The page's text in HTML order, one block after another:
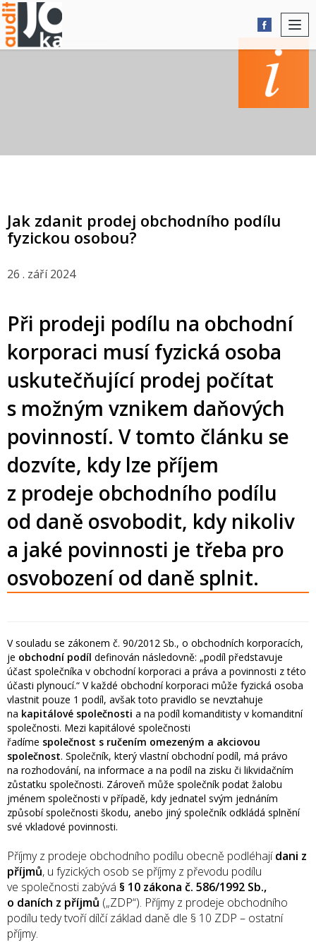
Jak zdanit prodej obchodního podílu
fyzickou osobou?
26 . září 2024
Při prodeji podílu na obchodní
korporaci musí fyzická osoba
uskutečňující prodej počítat
s možným vznikem daňových
povinností. V tomto článku se
dozvíte, kdy lze příjem
z prodeje obchodního podílu
od daně osvobodit, kdy nikoliv
a jaké povinnosti je třeba pro
osvobození od daně splnit.
V souladu se zákonem č. 90/2012 Sb., o obchodních korporacích,
je obchodní podíl definován následovně: „podíl představuje
účast společníka v obchodní korporaci a práva a povinnosti z této
účasti plynoucí.“ V každé obchodní korporaci může fyzická osoba
vlastnit pouze 1 podíl, avšak toto pravidlo se nevztahuje
na kapitálové společnosti a na podíl komanditisty v komanditní
společnosti. Mezi kapitálové společnosti
řadíme společnost s ručením omezeným a akciovou
společnost. Společník, který vlastní obchodní podíl, má právo
na rozhodování, na informace a na podíl na zisku či likvidačním
zůstatku společnosti. Zároveň může společník podat žalobu
jménem společnosti v případě, kdy jednatel svým jednáním
způsobí společnosti škodu, anebo jiný společník odkládá splnění
své vkladové povinnosti.
Příjmy z prodeje obchodního podílu obecně podléhajídani z
příjmů, u fyzických osob se příjmy z převodu podílu
ve společnosti zabývá § 10 zákona č. 586/1992 Sb.,
o daních z příjmů („ZDP“). Příjmy z prodeje obchodního
podílu tedy tvoří dílčí základ daně dle § 10 ZDP – ostatní
příjmy.